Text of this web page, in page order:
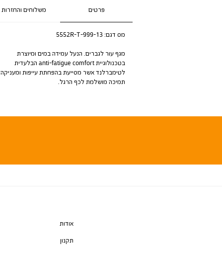
פרטים משלוחים והחזרות
מס דגם:5552R-T-999-13
מגף עור לגברים. הנעל עמידה במים ומיוצרת
בטכנולוגיית anti-fatigue comfort הבלעדית
לטימברלנד אשר מסייעת בהפחתת עייפות ומעניקה
תמיכה מושלמת לכף הרגל.
אודות
תקנון